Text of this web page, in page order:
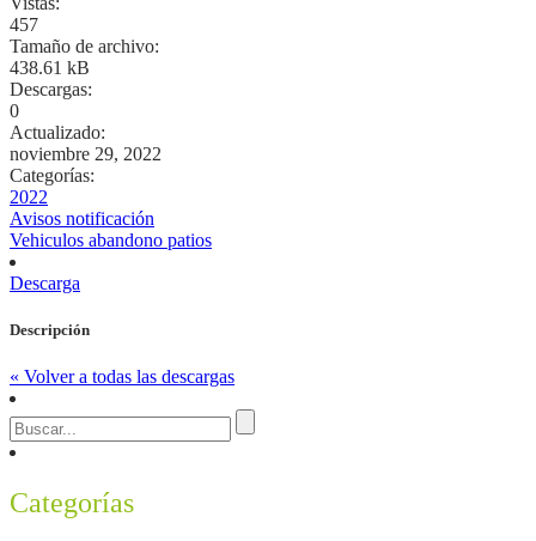
457
Tamaño de archivo:
438.61 kB
Descargas:
0
Actualizado:
noviembre 29, 2022
Categorías:
2022
Avisos notificación
Vehiculos abandono patios
Descarga
Descripción
« Volver a todas las descargas
Categorías